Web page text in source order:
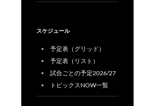
スケジュール
予定表（グリッド）
予定表（リスト）
試合ごとの予定2026/27
トピックスNOW一覧